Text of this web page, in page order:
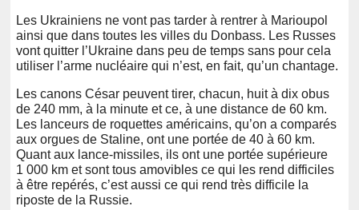
Les Ukrainiens ne vont pas tarder à rentrer à Marioupol
ainsi que dans toutes les villes du Donbass. Les Russes
vont quitter l’Ukraine dans peu de temps sans pour cela
utiliser l’arme nucléaire qui n’est, en fait, qu’un chantage.
Les canons César peuvent tirer, chacun, huit à dix obus
de 240 mm, à la minute et ce, à une distance de 60 km.
Les lanceurs de roquettes américains, qu’on a comparés
aux orgues de Staline, ont une portée de 40 à 60 km.
Quant aux lance-missiles, ils ont une portée supérieure
1 000 km et sont tous amovibles ce qui les rend difficiles
à être repérés, c’est aussi ce qui rend très difficile la
riposte de la Russie.